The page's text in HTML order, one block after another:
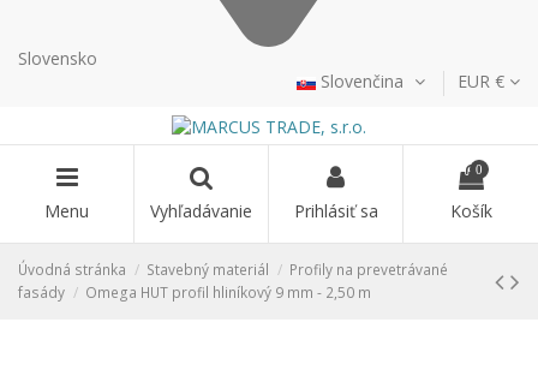
Slovensko
Slovenčina
EUR €
Menu Vyhľadávanie Prihlásiť sa
0
Košík
Úvodná stránka Stavebný materiál
Profily na prevetrávané
fasády
Omega HUT profil hliníkový 9 mm - 2,50 m